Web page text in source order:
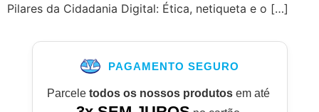
Pilares da Cidadania Digital: Ética, netiqueta e o […]
PAGAMENTO SEGURO
Parcele todos os nossos produtosem até